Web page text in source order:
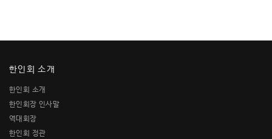
한인회 소개
한인회 소개
한인회장 인사말
역대회장
한인회 정관